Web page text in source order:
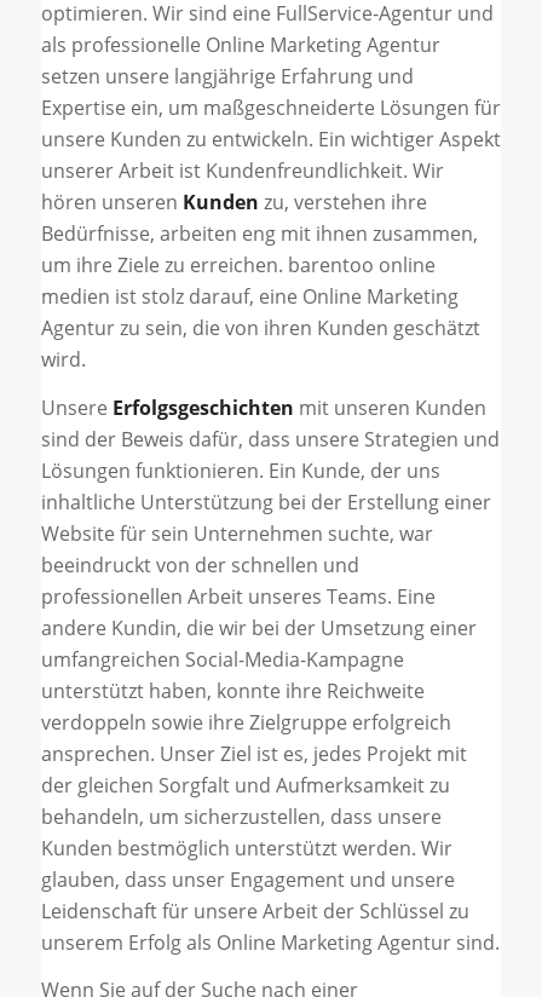
optimieren. Wir sind eine FullService-Agentur und
als professionelle Online Marketing Agentur
setzen unsere langjährige Erfahrung und
Expertise ein, um maßgeschneiderte Lösungen für
unsere Kunden zu entwickeln. Ein wichtiger Aspekt
unserer Arbeit ist Kundenfreundlichkeit. Wir
hören unseren Kunden zu, verstehen ihre
Bedürfnisse, arbeiten eng mit ihnen zusammen,
um ihre Ziele zu erreichen. barentoo online
medien ist stolz darauf, eine Online Marketing
Agentur zu sein, die von ihren Kunden geschätzt
wird.
Unsere Erfolgsgeschichten mit unseren Kunden
sind der Beweis dafür, dass unsere Strategien und
Lösungen funktionieren. Ein Kunde, der uns
inhaltliche Unterstützung bei der Erstellung einer
Website für sein Unternehmen suchte, war
beeindruckt von der schnellen und
professionellen Arbeit unseres Teams. Eine
andere Kundin, die wir bei der Umsetzung einer
umfangreichen Social-Media-Kampagne
unterstützt haben, konnte ihre Reichweite
verdoppeln sowie ihre Zielgruppe erfolgreich
ansprechen. Unser Ziel ist es, jedes Projekt mit
der gleichen Sorgfalt und Aufmerksamkeit zu
behandeln, um sicherzustellen, dass unsere
Kunden bestmöglich unterstützt werden. Wir
glauben, dass unser Engagement und unsere
Leidenschaft für unsere Arbeit der Schlüssel zu
unserem Erfolg als Online Marketing Agentur sind.
Wenn Sie auf der Suche nach einer